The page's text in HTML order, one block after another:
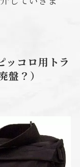
ッコロ用トラ
盤？）